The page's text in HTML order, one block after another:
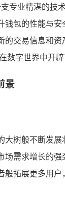
专业精湛的技
钱包的性能与
的交易信息和
数字世界中开辟
景
大树般不断发
场需求增长的
般拓展更多用